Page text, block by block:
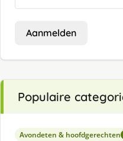
Aanmelden
Populaire
Avondeten & hoofdgerechten